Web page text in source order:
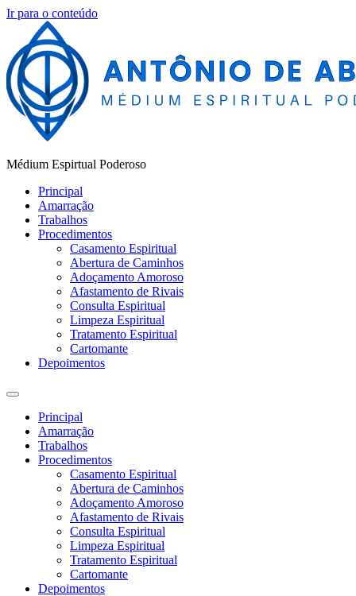
Ir para o conteúdo
Médium Espirtual Poderoso
Principal
Amarração
Trabalhos
Procedimentos
Casamento Espiritual
Abertura de Caminhos
Adoçamento Amoroso
Afastamento de Rivais
Consulta Espiritual
Limpeza Espiritual
Tratamento Espiritual
Cartomante
Depoimentos
Principal
Amarração
Trabalhos
Procedimentos
Casamento Espiritual
Abertura de Caminhos
Adoçamento Amoroso
Afastamento de Rivais
Consulta Espiritual
Limpeza Espiritual
Tratamento Espiritual
Cartomante
Depoimentos